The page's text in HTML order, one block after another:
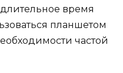
время
планшетом
частой